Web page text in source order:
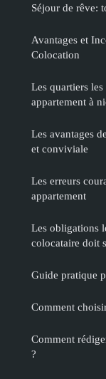
Séjour de rêve:
Avantages et
Colocation
Les quartiers
appartement à
Les avantages
et conviviale
Les erreurs
appartement
Les obligations
colocataire doit
Guide pratique
Comment
Comment
?